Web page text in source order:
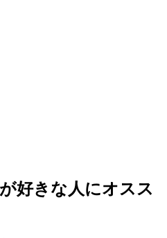
好きな人にオスス